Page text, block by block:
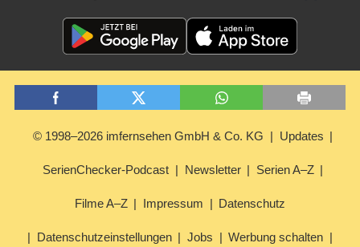
© 1998–2026 imfernsehen GmbH & Co. KG Updates
SerienChecker-Podcast Newsletter Serien A–Z
Filme A–Z Impressum Datenschutz
Datenschutzeinstellungen Jobs Werbung schalten